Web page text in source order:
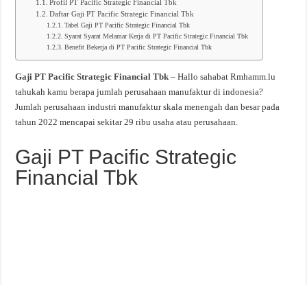
Profil PT Pacific Strategic Financial Tbk
Daftar Gaji PT Pacific Strategic Financial Tbk
Tabel Gaji PT Pacific Strategic Financial Tbk
Syarat Syarat Melamar Kerja di PT Pacific Strategic Financial Tbk
Benefit Bekerja di PT Pacific Strategic Financial Tbk
Gaji PT Pacific Strategic Financial Tbk – Hallo sahabat Rmhamm.lu
tahukah kamu berapa jumlah perusahaan manufaktur di indonesia?
Jumlah perusahaan industri manufaktur skala menengah dan besar pada
tahun 2022 mencapai sekitar 29 ribu usaha atau perusahaan.
Gaji PT Pacific Strategic
Financial Tbk